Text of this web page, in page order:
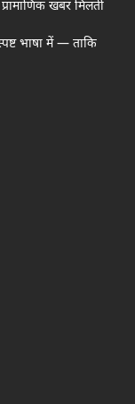
खबर मिलती
भाषा में — ताकि